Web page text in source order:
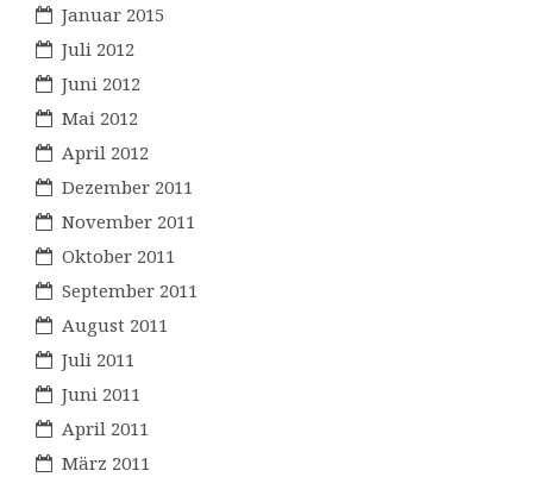
Januar 2015
Juli 2012
Juni 2012
Mai 2012
April 2012
Dezember 2011
November 2011
Oktober 2011
September 2011
August 2011
Juli 2011
Juni 2011
April 2011
März 2011